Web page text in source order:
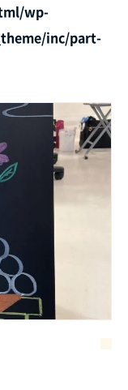
wp-
inc/part-